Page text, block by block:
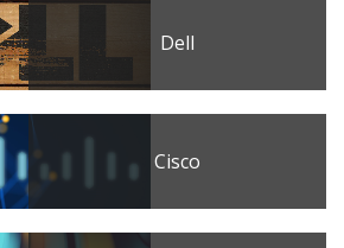
Dell
Cisco